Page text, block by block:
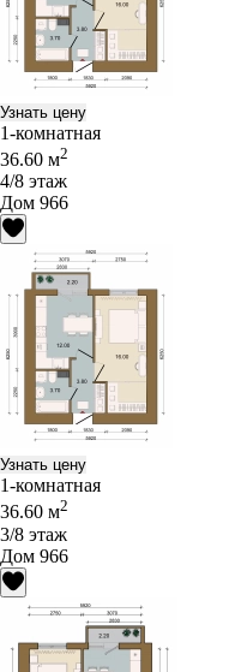
Узнать цену
1-комнатная
36.60 м2
4/8 этаж
Дом 966
Узнать цену
1-комнатная
36.60 м2
3/8 этаж
Дом 966